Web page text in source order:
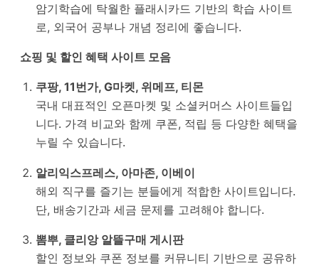
암기학습에 탁월한 플래시카드 기반의 학습 사이트
로, 외국어 공부나 개념 정리에 좋습니다.
쇼핑 및 할인 혜택 사이트 모음
쿠팡, 11번가, G마켓, 위메프, 티몬
국내 대표적인 오픈마켓 및 소셜커머스 사이트들입
니다. 가격 비교와 함께 쿠폰, 적립 등 다양한 혜택을
누릴 수 있습니다.
알리익스프레스, 아마존, 이베이
해외 직구를 즐기는 분들에게 적합한 사이트입니다.
단, 배송기간과 세금 문제를 고려해야 합니다.
뽐뿌, 클리앙 알뜰구매 게시판
할인 정보와 쿠폰 정보를 커뮤니티 기반으로 공유하